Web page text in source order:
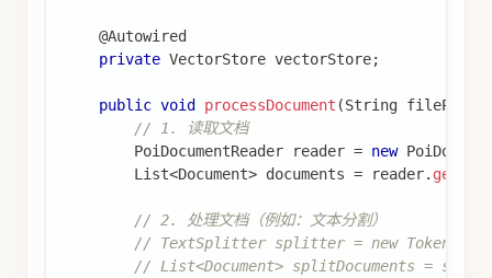
@Autowired
private VectorStore vectorStore;
public void processDocument (String filePath
// 1. 读取文档
PoiDocumentReader reader = new
List<Document> documents = reader. get
// 2. 处理文档（例如：文本分割）
// TextSplitter splitter = new
// List<Document> splitDocuments =